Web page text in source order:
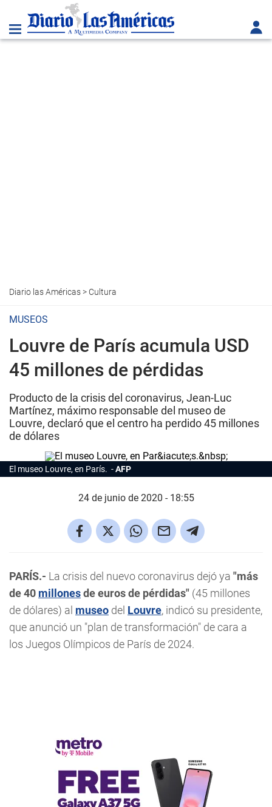
Diario las Américas> Cultura
MUSEOS
Louvre de París acumula USD
45 millones de pérdidas
Producto de la crisis del coronavirus, Jean-Luc
Martínez, máximo responsable del museo de
Louvre, declaró que el centro ha perdido 45 millones
de dólares
El museo Louvre, en París. AFP
24 de junio de 2020 - 18:55
PARÍS.- La crisis del nuevo coronavirus dejó ya "más
de 40 millonesde euros de pérdidas" (45 millones
de dólares) al museo del Louvre, indicó su presidente,
que anunció un "plan de transformación" de cara a
los Juegos Olímpicos de París de 2024.